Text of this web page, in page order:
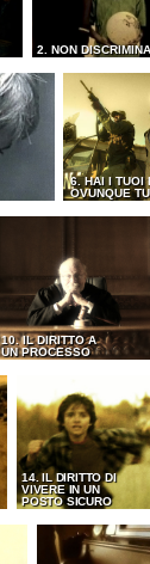
2. NON
6. HAI I TUOI
OVUNQUE
10. IL DIRITTO A
UN PROCESSO
14. IL DIRITTO DI
VIVERE IN UN
POSTO SICURO